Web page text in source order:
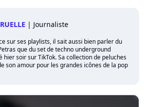
| Journaliste
sur ses playlists, il sait aussi bien parler du
que du set de techno underground
soir sur TikTok. Sa collection de peluches
son amour pour les grandes icônes de la pop